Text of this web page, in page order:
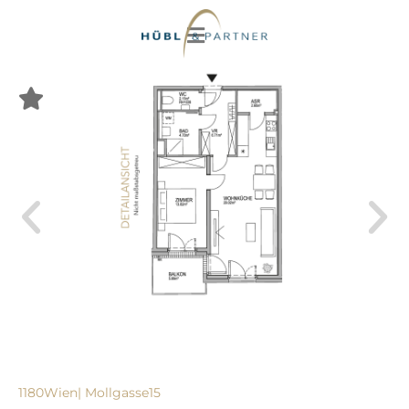
1180Wien| Mollgasse15